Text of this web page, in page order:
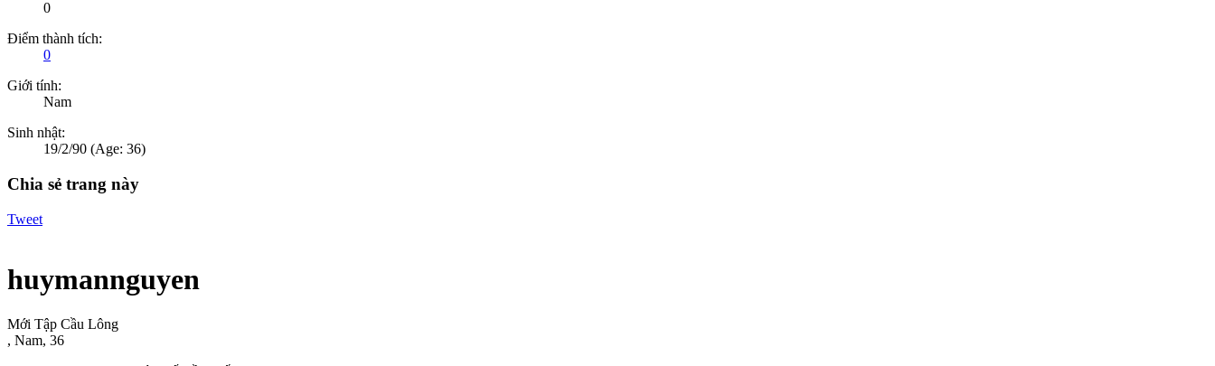
0
Điểm thành tích:
0
Giới tính:
Nam
Sinh nhật:
19/2/90 (Age: 36)
Chia sẻ trang này
Tweet
huymannguyen
Mới Tập Cầu Lông
, Nam, 36